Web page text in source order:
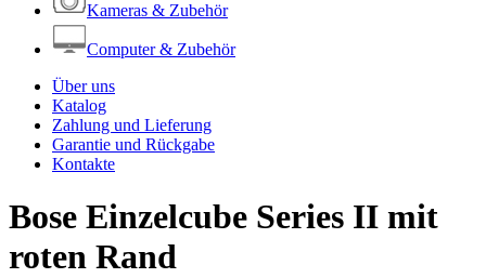
Kameras & Zubehör
Computer & Zubehör
Über uns
Katalog
Zahlung und Lieferung
Garantie und Rückgabe
Kontakte
Bose Einzelcube Series II mit
roten Rand